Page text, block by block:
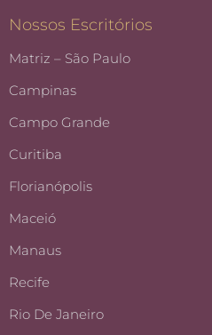
Nossos Escritórios
Matriz – São Paulo
Campinas
Campo Grande
Curitiba
Florianópolis
Maceió
Manaus
Recife
Rio De Janeiro